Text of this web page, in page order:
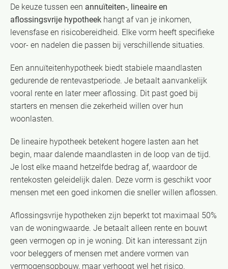
De keuze tussen een annuïteiten-, lineaire en
aflossingsvrije hypotheek hangt af van je inkomen,
levensfase en risicobereidheid. Elke vorm heeft specifieke
voor- en nadelen die passen bij verschillende situaties.
Een annuïteitenhypotheek biedt stabiele maandlasten
gedurende de rentevastperiode. Je betaalt aanvankelijk
vooral rente en later meer aflossing. Dit past goed bij
starters en mensen die zekerheid willen over hun
woonlasten.
De lineaire hypotheek betekent hogere lasten aan het
begin, maar dalende maandlasten in de loop van de tijd.
Je lost elke maand hetzelfde bedrag af, waardoor de
rentekosten geleidelijk dalen. Deze vorm is geschikt voor
mensen met een goed inkomen die sneller willen aflossen.
Aflossingsvrije hypotheken zijn beperkt tot maximaal 50%
van de woningwaarde. Je betaalt alleen rente en bouwt
geen vermogen op in je woning. Dit kan interessant zijn
voor beleggers of mensen met andere vormen van
vermogensopbouw, maar verhoogt wel het risico.